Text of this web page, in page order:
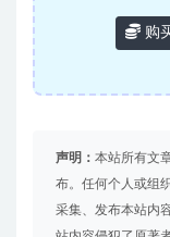
购
声明： 本站所有文
布。任何个人或组
采集、发布本站内